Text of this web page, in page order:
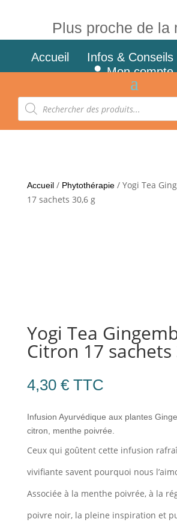
Plus proche de la
Accueil Infos & Conseils
Mon compte
Recherche
produits
Accueil/ Phytothérapie/ Yogi Tea
17 sachets 30,6 g
Yogi Tea
Citron 17 sachets
4,30 € TTC
Infusion Ayurvédique aux plantes
citron, menthe poivrée.
Ceux qui goûtent cette infusion
vivifiante savent pourquoi nous
Associée à la menthe poivrée, à la
poivre noir, la pleine inspiration et